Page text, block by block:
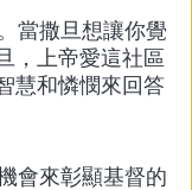
當撒旦想讓你覺
，上帝愛這社區
慧和憐憫來回答
會來彰顯基督的